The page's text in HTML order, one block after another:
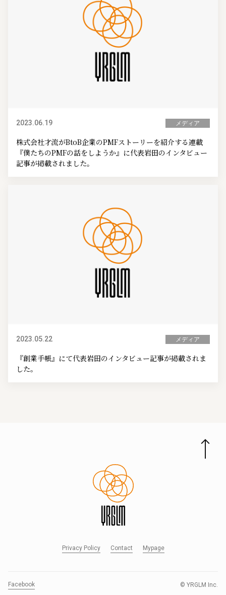
2023.06.19 メディア
株式会社才流がBtoB企業のPMFストーリーを紹介する連載
『僕たちのPMFの話をしようか』に代表岩田のインタビュー
記事が掲載されました。
2023.05.22 メディア
『創業手帳』にて代表岩田のインタビュー記事が掲載されま
した。
Privacy Policy Contact Mypage
Facebook © YRGLM Inc.